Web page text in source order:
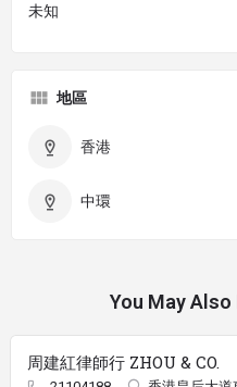
未知
地區
香港
中環
You May
周建紅律師行 ZHOU & CO.